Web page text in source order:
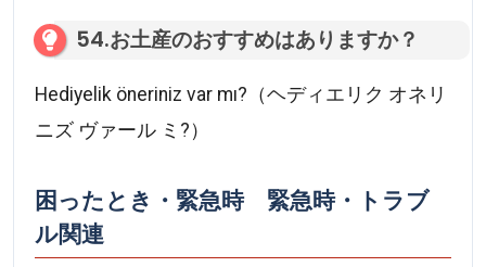
54.お土産のおすすめはありますか？
Hediyelik öneriniz var mı?（ヘディエリク オネリ
ニズ ヴァール ミ?）
困ったとき・緊急時 緊急時・トラブ
ル関連